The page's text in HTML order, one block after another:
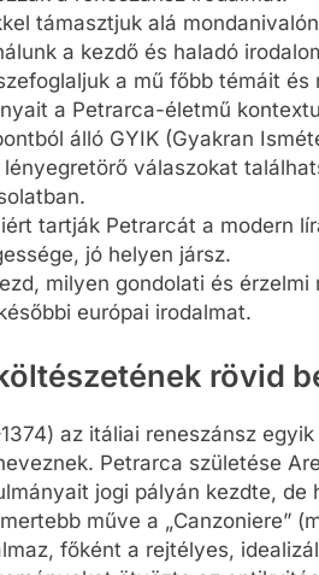
támasztjuk alá
a kezdő és haladó
a mű főbb témáit
a Petrarca-életmű
álló GYIK (Gyakran
válaszokat
tartják Petrarcát a modern
jó helyen jársz.
milyen gondolati és
európai irodalmat.
rövid
az itáliai reneszánsz
Petrarca születése
jogi pályán kezdte, de
műve a „Canzoniere”
főként a rejtélyes,